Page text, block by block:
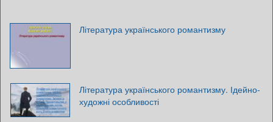
Література українського романтизму
Література українського романтизму. Ідейно-
художні особливості